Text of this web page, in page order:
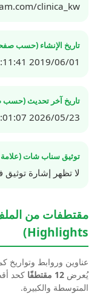
clinica_kw
تاريخ الإنشاء (حسب
2019/06/01 00:11:41
تاريخ آخر تحديث (حسب
2026/05/23 11:01:07
توثيق سناب شات
لا تظهر إشارة
Highlights)
يُعرض 12 مقتطفًا كحد
المتوسطة والكبيرة.